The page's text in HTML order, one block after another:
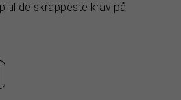
til de skrappeste krav på